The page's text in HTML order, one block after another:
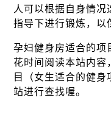
人可以根据自身情
指导下进行锻炼，以
孕妇健身房适合的项
花时间阅读本站内容
目（女生适合的健身
站进行查找喔。